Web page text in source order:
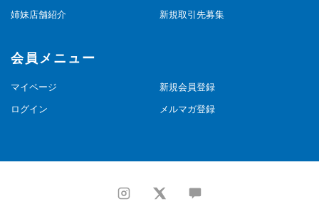
姉妹店舗紹介 新規取引先募集
会員メニュー
マイページ 新規会員登録
ログイン メルマガ登録